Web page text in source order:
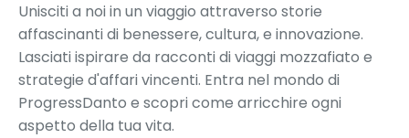
Unisciti a noi in un viaggio attraverso storie
affascinanti di benessere, cultura, e innovazione.
Lasciati ispirare da racconti di viaggi mozzafiato e
strategie d'affari vincenti. Entra nel mondo di
ProgressDanto e scopri come arricchire ogni
aspetto della tua vita.